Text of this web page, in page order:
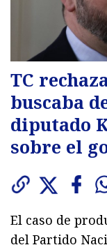
TC
buscaba
diputado
sobre el
El caso de
del Partido